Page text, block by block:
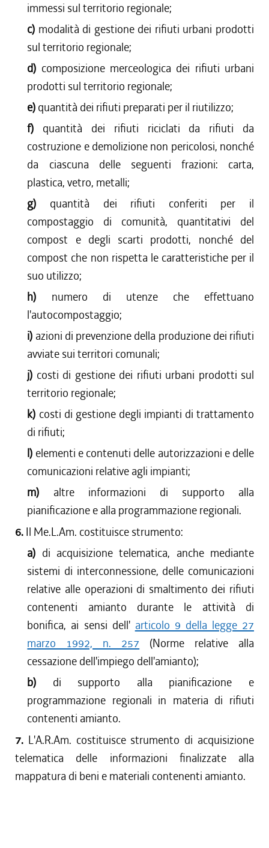
immessi sul territorio regionale;
c) modalità di gestione dei rifiuti urbani prodotti
sul territorio regionale;
d) composizione merceologica dei rifiuti urbani
prodotti sul territorio regionale;
e) quantità dei rifiuti preparati per il riutilizzo;
f) quantità dei rifiuti riciclati da rifiuti da
costruzione e demolizione non pericolosi, nonché
da ciascuna delle seguenti frazioni: carta,
plastica, vetro, metalli;
g) quantità dei rifiuti conferiti per il
compostaggio di comunità, quantitativi del
compost e degli scarti prodotti, nonché del
compost che non rispetta le caratteristiche per il
suo utilizzo;
h) numero di utenze che effettuano
l'autocompostaggio;
i) azioni di prevenzione della produzione dei rifiuti
avviate sui territori comunali;
j) costi di gestione dei rifiuti urbani prodotti sul
territorio regionale;
k) costi di gestione degli impianti di trattamento
di rifiuti;
l) elementi e contenuti delle autorizzazioni e delle
comunicazioni relative agli impianti;
m) altre informazioni di supporto alla
pianificazione e alla programmazione regionali.
6. Il Me.L.Am. costituisce strumento:
a) di acquisizione telematica, anche mediante
sistemi di interconnessione, delle comunicazioni
relative alle operazioni di smaltimento dei rifiuti
contenenti amianto durante le attività di
bonifica, ai sensi dell' articolo 9 della legge 27
marzo 1992, n. 257 (Norme relative alla
cessazione dell'impiego dell'amianto);
b) di supporto alla pianificazione e
programmazione regionali in materia di rifiuti
contenenti amianto.
7. L'A.R.Am. costituisce strumento di acquisizione
telematica delle informazioni finalizzate alla
mappatura di beni e materiali contenenti amianto.